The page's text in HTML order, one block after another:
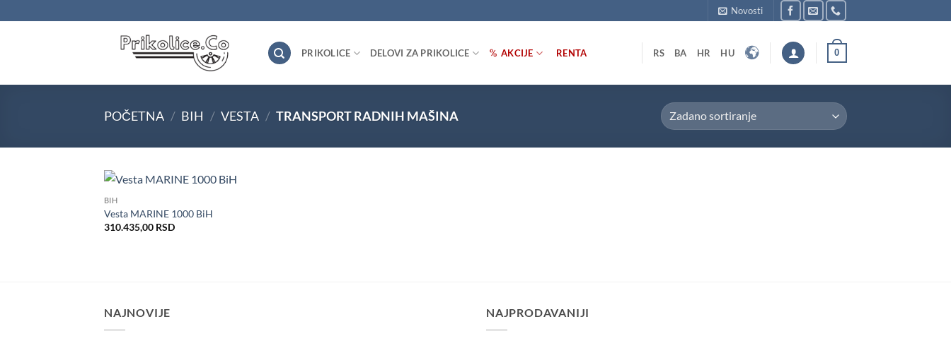
to
Novosti
PRIKOLICE DELOVI ZA PRIKOLICE AKCIJE RENTA RS BA HR HU 0
POČETNA / BIH / VESTA / TRANSPORT RADNIH MAŠINA
BIH
Vesta MARINE 1000 BiH
310.435,00 RSD
NAJNOVIJE NAJPRODAVANIJI